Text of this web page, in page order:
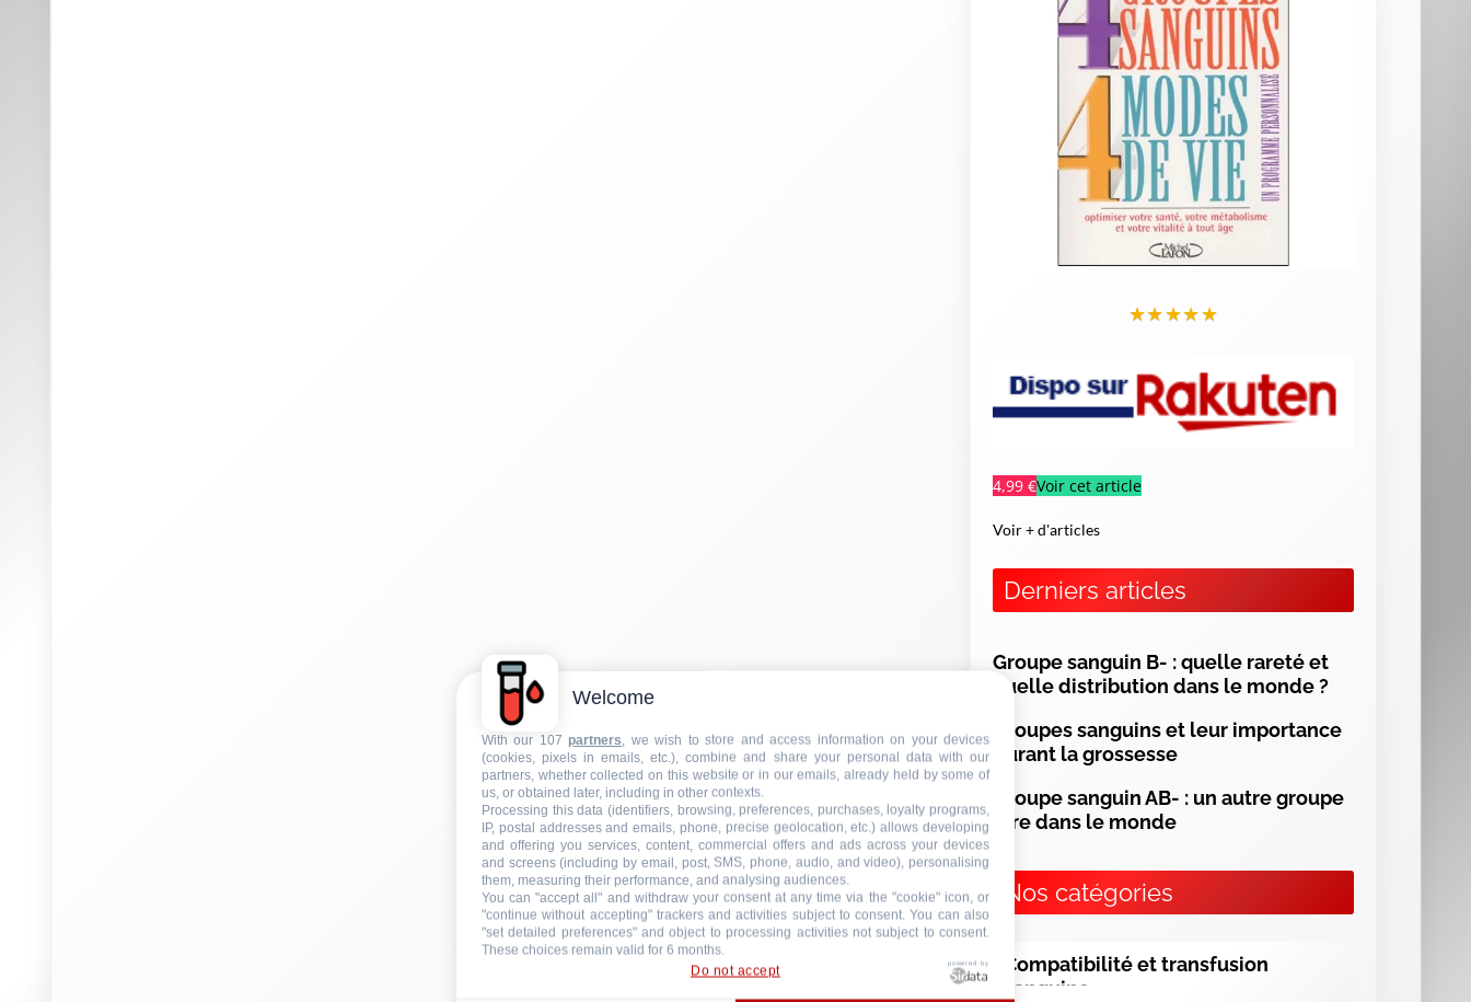
★★★★★
4,99 €Voir cet article
Voir + d'articles
Derniers articles
Groupe sanguin B- : quelle rareté et
quelle distribution dans le monde ?
Groupes sanguins et leur importance
durant la grossesse
Groupe sanguin AB- : un autre groupe
rare dans le monde
Nos catégories
Compatibilité et transfusion
sanguine
Welcome
With our 107 partners , we wish to store and access information on your devices
(cookies, pixels in emails, etc.), combine and share your personal data with our
partners, whether collected on this website or in our emails, already held by some of
us, or obtained later, including in other contexts.
Processing this data (identifiers, browsing, preferences, purchases, loyalty programs,
IP, postal addresses and emails, phone, precise geolocation, etc.) allows developing
and offering you services, content, commercial offers and ads across your devices
and screens (including by email, post, SMS, phone, audio, and video), personalising
them, measuring their performance, and analysing audiences.
You can "accept all" and withdraw your consent at any time via the "cookie" icon, or
"continue without accepting" trackers and activities subject to consent. You can also
"set detailed preferences" and object to processing activities not subject to consent.
These choices remain valid for 6 months.
Do not accept
powered by